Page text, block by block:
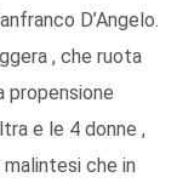
D’Angelo.
, che ruota
propensione
e le 4 donne ,
che in